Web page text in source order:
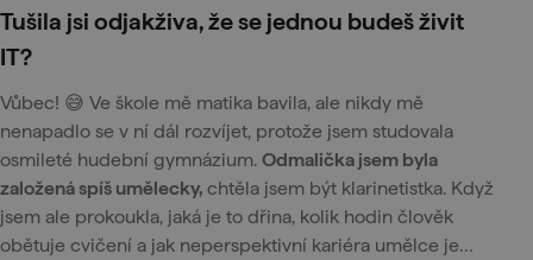
Tušila jsi odjakživa, že se jednou budeš živit
IT?
Vůbec! 😅 Ve škole mě matika bavila, ale nikdy mě
nenapadlo se v ní dál rozvíjet, protože jsem studovala
osmileté hudební gymnázium. Odmalička jsem byla
založená spíš umělecky, chtěla jsem být klarinetistka. Když
jsem ale prokoukla, jaká je to dřina, kolik hodin člověk
obětuje cvičení a jak neperspektivní kariéra umělce je…